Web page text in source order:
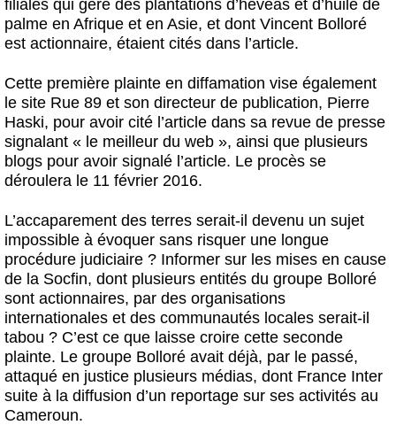
filiales qui gère des plantations d’hévéas et d’huile de
palme en Afrique et en Asie, et dont Vincent Bolloré
est actionnaire, étaient cités dans l’article.
Cette première plainte en diffamation vise également
le site Rue 89 et son directeur de publication, Pierre
Haski, pour avoir cité l’article dans sa revue de presse
signalant « le meilleur du web », ainsi que plusieurs
blogs pour avoir signalé l’article. Le procès se
déroulera le 11 février 2016.
L’accaparement des terres serait-il devenu un sujet
impossible à évoquer sans risquer une longue
procédure judiciaire ? Informer sur les mises en cause
de la Socfin, dont plusieurs entités du groupe Bolloré
sont actionnaires, par des organisations
internationales et des communautés locales serait-il
tabou ? C’est ce que laisse croire cette seconde
plainte. Le groupe Bolloré avait déjà, par le passé,
attaqué en justice plusieurs médias, dont France Inter
suite à la diffusion d’un reportage sur ses activités au
Cameroun.